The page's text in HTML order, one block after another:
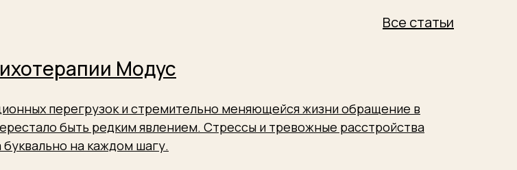
перегрузок и стремительно меняющейся жизни обращение в
быть редким явлением. Стрессы и тревожные расстройства
на каждом шагу.
Модус
Все статьи